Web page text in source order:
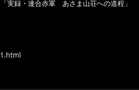
実録・連合赤軍　あさま山荘への道程」